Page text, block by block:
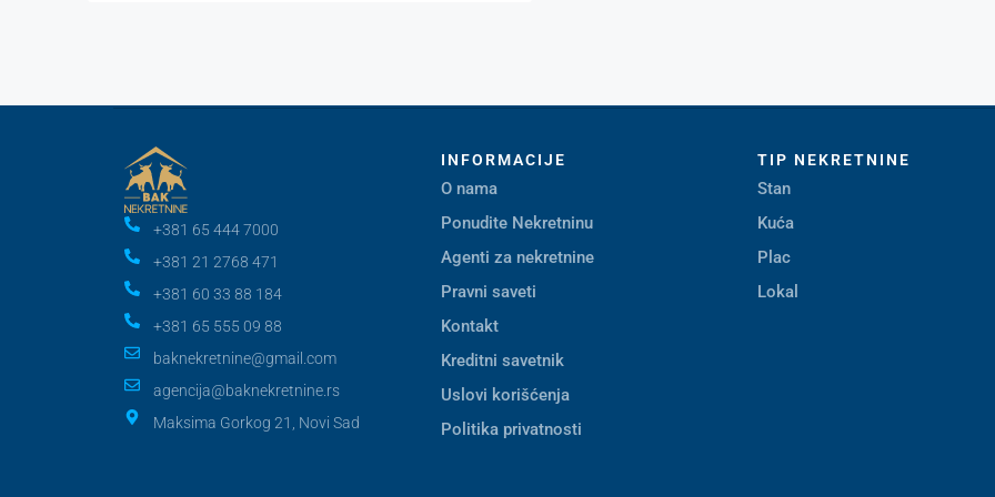
+381 65 444 7000
+381 21 2768 471
+381 60 33 88 184
+381 65 555 09 88
baknekretnine@gmail.com
agencija@baknekretnine.rs
Maksima Gorkog 21, Novi Sad
INFORMACIJE
O nama
Ponudite Nekretninu
Agenti za nekretnine
Pravni saveti
Kontakt
Kreditni savetnik
Uslovi korišćenja
Politika privatnosti
TIP NEKRETNINE
Stan
Kuća
Plac
Lokal